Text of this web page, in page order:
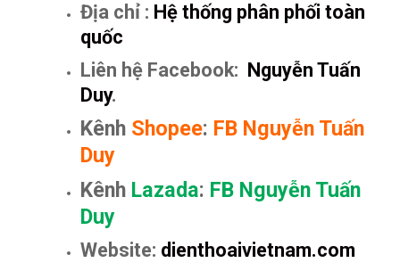
Địa chỉ : Hệ thống phân phối toàn
quốc
Liên hệ Facebook: Nguyễn Tuấn
Duy.
Kênh Shopee: FB Nguyễn Tuấn
Duy
Kênh Lazada: FB Nguyễn Tuấn
Duy
Website: dienthoaivietnam.com